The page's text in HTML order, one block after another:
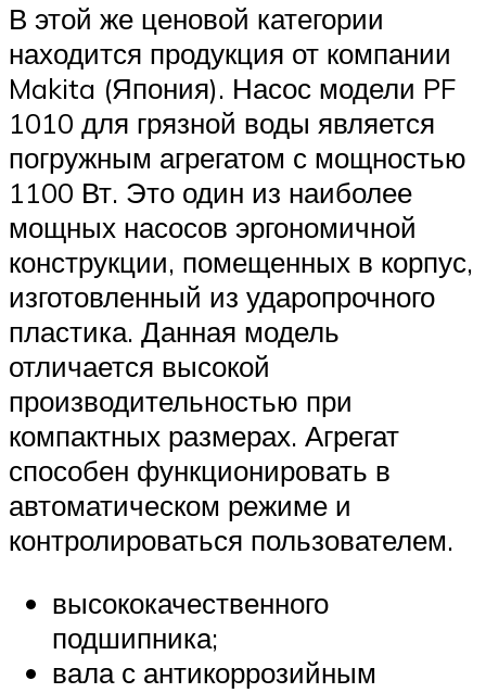
В этой же ценовой категории
находится продукция от компании
Makita (Япония). Насос модели PF
1010 для грязной воды является
погружным агрегатом с мощностью
1100 Вт. Это один из наиболее
мощных насосов эргономичной
конструкции, помещенных в корпус,
изготовленный из ударопрочного
пластика. Данная модель
отличается высокой
производительностью при
компактных размерах. Агрегат
способен функционировать в
автоматическом режиме и
контролироваться пользователем.
высококачественного
подшипника;
вала с антикоррозийным